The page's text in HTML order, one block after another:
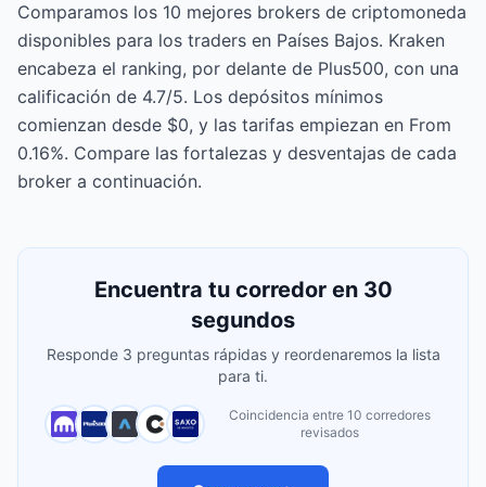
Comparamos los 10 mejores brokers de criptomoneda
disponibles para los traders en Países Bajos. Kraken
encabeza el ranking, por delante de Plus500, con una
calificación de 4.7/5. Los depósitos mínimos
comienzan desde $0, y las tarifas empiezan en From
0.16%. Compare las fortalezas y desventajas de cada
broker a continuación.
Encuentra tu corredor en 30
segundos
Responde 3 preguntas rápidas y reordenaremos la lista
para ti.
Coincidencia entre 10 corredores
revisados